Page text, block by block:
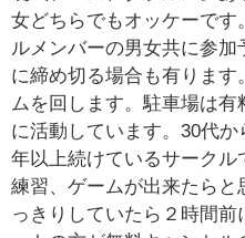
女どちらでもオッケーです
ルメンバーの男女共に参加
に締め切る場合も有りま
ムを回します。駐車場は有
に活動しています。30代
年以上続けているサークル
練習、ゲームが出来たら
っきりしていたら２時間